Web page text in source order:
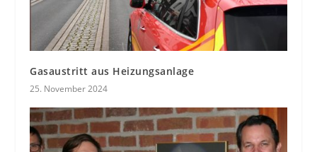
Gasaustritt aus Heizungsanlage
25. November 2024